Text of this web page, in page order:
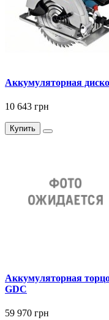
Аккумуляторная
10 643 грн
Купить
Аккумуляторная
GDC
59 970 грн